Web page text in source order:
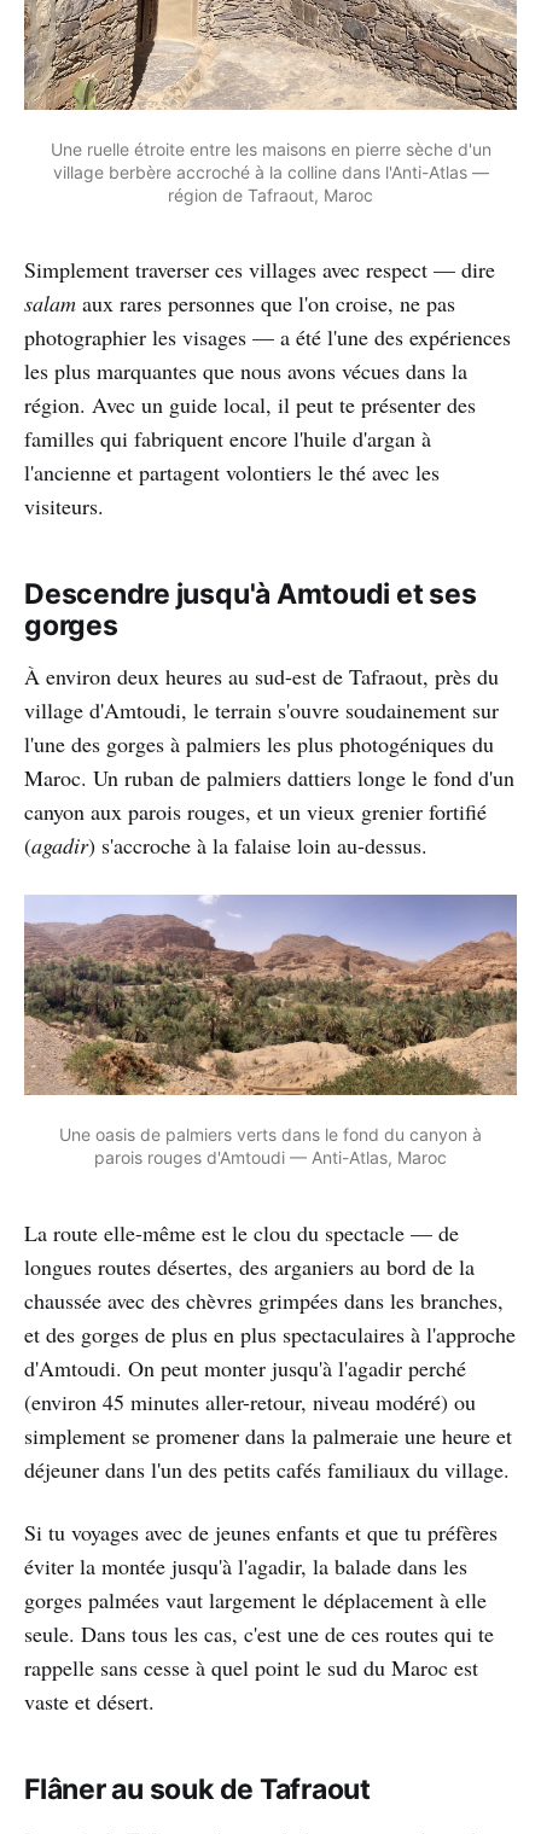
Une ruelle étroite entre les maisons en pierre sèche d'un
village berbère accroché à la colline dans l'Anti-Atlas —
région de Tafraout, Maroc
Simplement traverser ces villages avec respect — dire
salam aux rares personnes que l'on croise, ne pas
photographier les visages — a été l'une des expériences
les plus marquantes que nous avons vécues dans la
région. Avec un guide local, il peut te présenter des
familles qui fabriquent encore l'huile d'argan à
l'ancienne et partagent volontiers le thé avec les
visiteurs.
Descendre jusqu'à Amtoudi et ses
gorges
À environ deux heures au sud-est de Tafraout, près du
village d'Amtoudi, le terrain s'ouvre soudainement sur
l'une des gorges à palmiers les plus photogéniques du
Maroc. Un ruban de palmiers dattiers longe le fond d'un
canyon aux parois rouges, et un vieux grenier fortifié
(agadir) s'accroche à la falaise loin au-dessus.
Une oasis de palmiers verts dans le fond du canyon à
parois rouges d'Amtoudi — Anti-Atlas, Maroc
La route elle-même est le clou du spectacle — de
longues routes désertes, des arganiers au bord de la
chaussée avec des chèvres grimpées dans les branches,
et des gorges de plus en plus spectaculaires à l'approche
d'Amtoudi. On peut monter jusqu'à l'agadir perché
(environ 45 minutes aller-retour, niveau modéré) ou
simplement se promener dans la palmeraie une heure et
déjeuner dans l'un des petits cafés familiaux du village.
Si tu voyages avec de jeunes enfants et que tu préfères
éviter la montée jusqu'à l'agadir, la balade dans les
gorges palmées vaut largement le déplacement à elle
seule. Dans tous les cas, c'est une de ces routes qui te
rappelle sans cesse à quel point le sud du Maroc est
vaste et désert.
Flâner au souk de Tafraout